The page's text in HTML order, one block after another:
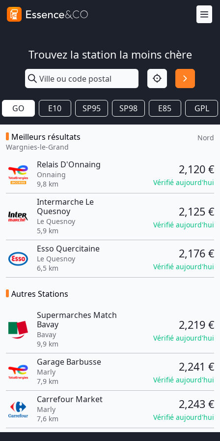
Trouvez la station la moins chère
GO E10 SP95 SP98 E85 GPL
Meilleurs résultats
Wargnies-le-Grand
Nord
Relais D'Onnaing
Onnaing
9,8 km
2,120 €
Vérifié aujourd'hui
Intermarche Le
Quesnoy
Le Quesnoy
5,9 km
2,125 €
Vérifié aujourd'hui
Esso Quercitaine
Le Quesnoy
6,5 km
2,176 €
Vérifié aujourd'hui
Autres Stations
Supermarches Match
Bavay
Bavay
9,9 km
2,219 €
Vérifié aujourd'hui
Garage Barbusse
Marly
7,9 km
2,241 €
Vérifié aujourd'hui
Carrefour Market
Marly
7,6 km
2,243 €
Vérifié aujourd'hui